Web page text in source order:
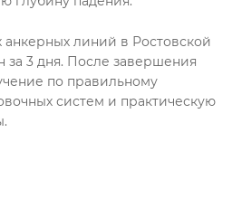
линий в Ростовской
за 3 дня. После завершения
по правильному
систем и практическую